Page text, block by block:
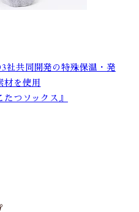
社共同開発の特殊保温・発
材を使用
たつソックス』